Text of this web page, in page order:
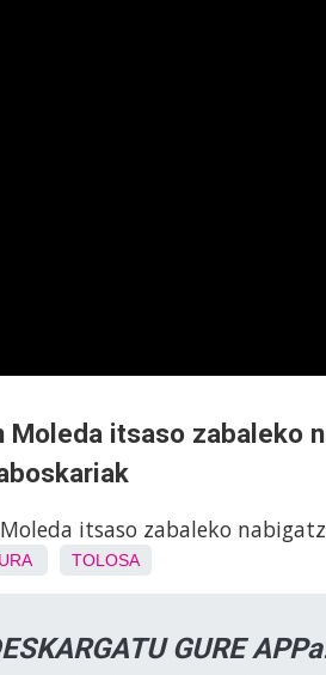
Moleda itsaso zabaleko
itsaso zabaleko
TOLOSA
GURE